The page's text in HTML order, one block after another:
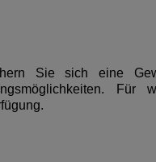
Sie sich eine
Für